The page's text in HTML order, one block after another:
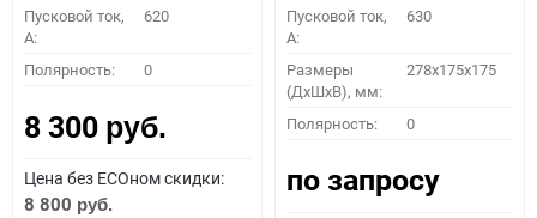
Пусковой ток,
A:
620
Полярность: 0
8 300 руб.
Цена без ECOном скидки:
8 800 руб.
Пусковой ток,
A:
630
Размеры
(ДхШхВ), мм:
278x175x175
Полярность: 0
по запросу